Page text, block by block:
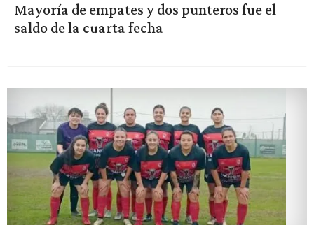
Mayoría de empates y dos punteros fue el
saldo de la cuarta fecha